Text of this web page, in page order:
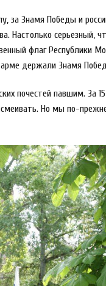
Знамя Победы и
Настолько серьезный,
флаг Республики
держали Знамя
почестей павшим. За
Но мы по-